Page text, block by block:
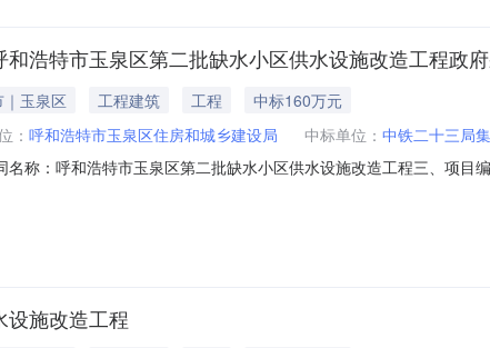
浩特市玉泉区第二批缺水小区供水设施改造工程政
玉泉区 工程建筑 工程
中标160万元
： 呼和浩特市玉泉区住房和城乡建设局 中标单位： 中铁二十三局
称：呼和浩特市玉泉区第二批缺水小区供水设施改造工程三、项
市大兴区北京市大兴区经济开发区金苑路20号1幢4-8层联系方式：
设施改造工程